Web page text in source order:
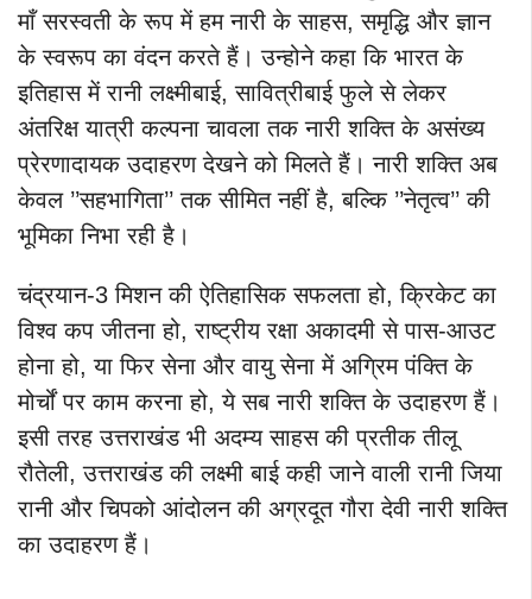
माँ सरस्वती के रूप में हम नारी के साहस, समृद्धि और ज्ञान
के स्वरूप का वंदन करते हैं। उन्होने कहा कि भारत के
इतिहास में रानी लक्ष्मीबाई, सावित्रीबाई फुले से लेकर
अंतरिक्ष यात्री कल्पना चावला तक नारी शक्ति के असंख्य
प्रेरणादायक उदाहरण देखने को मिलते हैं। नारी शक्ति अब
केवल ’’सहभागिता’’ तक सीमित नहीं है, बल्कि ’’नेतृत्व’’ की
भूमिका निभा रही है।
चंद्रयान-3 मिशन की ऐतिहासिक सफलता हो, क्रिकेट का
विश्व कप जीतना हो, राष्ट्रीय रक्षा अकादमी से पास-आउट
होना हो, या फिर सेना और वायु सेना में अग्रिम पंक्ति के
मोर्चों पर काम करना हो, ये सब नारी शक्ति के उदाहरण हैं।
इसी तरह उत्तराखंड भी अदम्य साहस की प्रतीक तीलू
रौतेली, उत्तराखंड की लक्ष्मी बाई कही जाने वाली रानी जिया
रानी और चिपको आंदोलन की अग्रदूत गौरा देवी नारी शक्ति
का उदाहरण हैं।